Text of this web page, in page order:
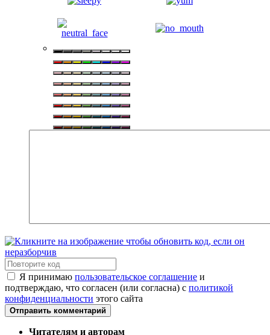
Я принимаю пользовательское соглашение и
подтверждаю, что согласен (или согласна) с политикой
конфиденциальности этого сайта
Отправить комментарий
Читателям и авторам